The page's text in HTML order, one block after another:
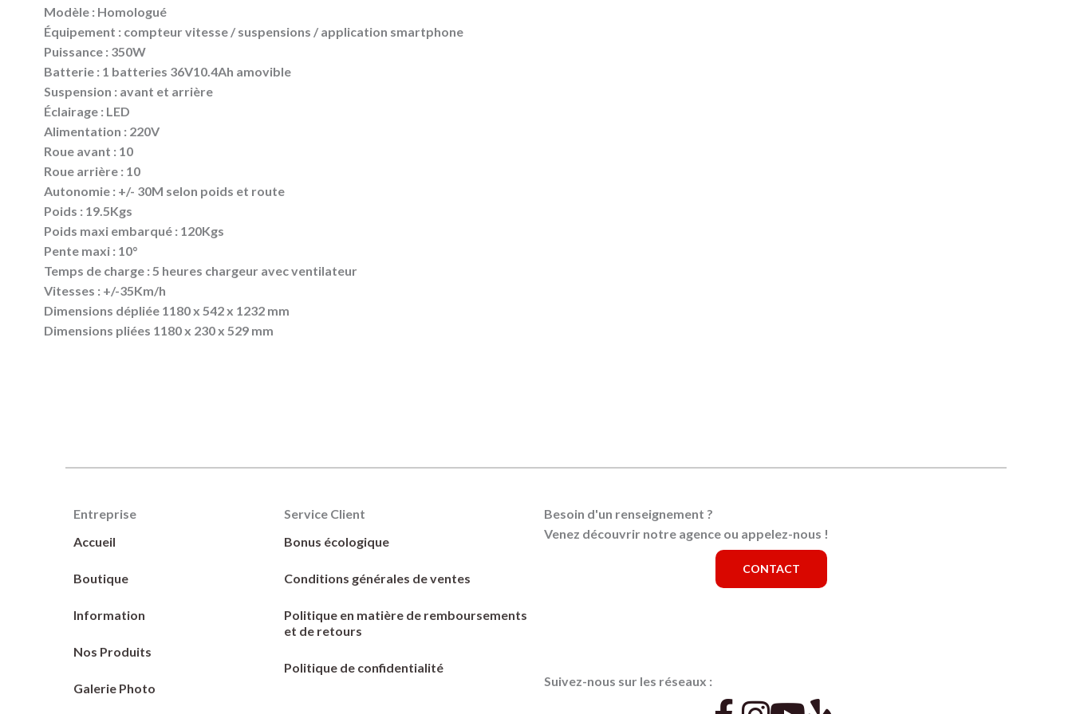
Modèle : Homologué
Équipement : compteur vitesse / suspensions / application smartphone
Puissance : 350W
Batterie : 1 batteries 36V10.4Ah amovible
Suspension : avant et arrière
Éclairage : LED
Alimentation : 220V
Roue avant : 10
Roue arrière : 10
Autonomie : +/- 30M selon poids et route
Poids : 19.5Kgs
Poids maxi embarqué : 120Kgs
Pente maxi : 10°
Temps de charge : 5 heures chargeur avec ventilateur
Vitesses : +/-35Km/h
Dimensions dépliée 1180 x 542 x 1232 mm
Dimensions pliées 1180 x 230 x 529 mm
Entreprise
Accueil
Boutique
Information
Nos Produits
Galerie Photo
Service Client
Bonus écologique
Conditions générales de ventes
Politique en matière de remboursements
et de retours
Politique de confidentialité
Besoin d'un renseignement ?
Venez découvrir notre agence ou appelez-nous !
CONTACT
Suivez-nous sur les réseaux :